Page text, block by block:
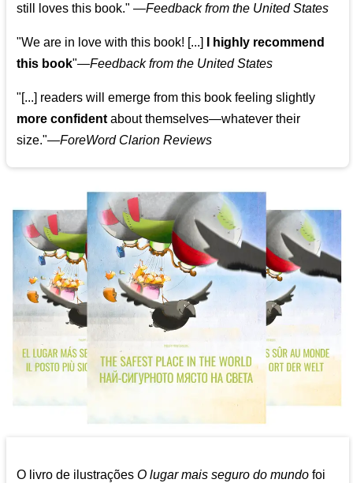
still loves this book." —Feedback from the United States
"We are in love with this book! [...]
I highly recommend
this book"—Feedback from the United States
"[...] readers will emerge from this book feeling slightly
more confident about themselves—whatever their
size."—ForeWord Clarion Reviews
O livro de ilustraçõesO lugar mais seguro do mundo foi